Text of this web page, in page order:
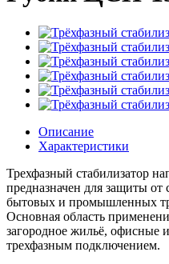
Описание
Характеристики
Трехфазный стабилизатор
предназначен для защиты от
бытовых и промышленных
Основная область
загородное жильё,
трехфазным подключением.